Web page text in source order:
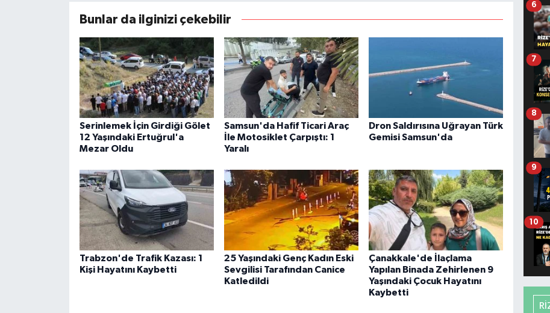
Bunlar da ilginizi çekebilir
Serinlemek İçin Girdiği Gölet
12 Yaşındaki Ertuğrul'a
Mezar Oldu
Samsun'da Hafif Ticari Araç
İle Motosiklet Çarpıştı: 1
Yaralı
Dron Saldırısına Uğrayan Türk
Gemisi Samsun'da
Trabzon'de Trafik Kazası: 1
Kişi Hayatını Kaybetti
25 Yaşındaki Genç Kadın Eski
Sevgilisi Tarafından Canice
Katledildi
Çanakkale'de İlaçlama
Yapılan Binada Zehirlenen 9
Yaşındaki Çocuk Hayatını
Kaybetti
6
7
8
9
10